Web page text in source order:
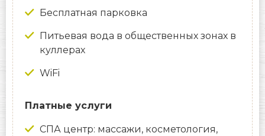
Бесплатная парковка
Питьевая вода в общественных зонах в
куллерах
WiFi
Платные услуги
СПА центр: массажи, косметология,